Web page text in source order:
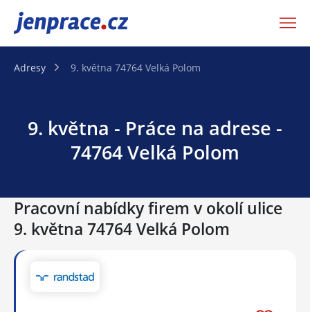
JenPráce.cz
Adresy 9. května 74764 Velká Polom
9. května - Práce na adrese -
74764 Velká Polom
Pracovní nabídky firem v okolí ulice
9. května 74764 Velká Polom